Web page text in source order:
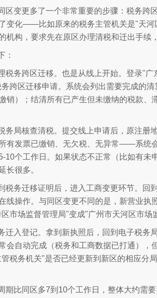
区变更多了一个非常重要的步骤：税务跨
变化——比如原来的税务主管机关是"天河
机构，要求先在原区办理清税和迁出手续
：
税务跨区迁移。也是从线上开始。登录"
跨区迁移申请。系统会列出需要完成的
销）；结清所有已产生但未缴纳的税款、
务局核查清税。提交线上申请后，原注册
发票已缴销、无欠税、无异常——系统
10个工作日。如果状态不正常（比如有
长很多。
税务迁移证明后，进入工商变更环节。回
线操作。与同区变更不同的是，新营业执
市场监督管理局"变成"广州市天河区市场
迁入登记。拿到新执照后，回到电子税务
会自动完成（税务和工商数据已打通）
税务机关"是否已经更新到新区的相应分
期比同区多7到10个工作日，整体大约需